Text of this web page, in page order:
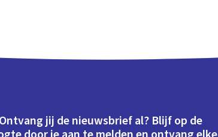
Ontvang jij de nieuwsbrief al? Blijf op de